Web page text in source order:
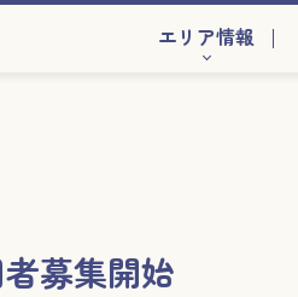
エリア情報
募集開始